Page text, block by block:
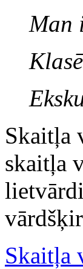
Man
Skaitļa
skaitļa
Skaitļa